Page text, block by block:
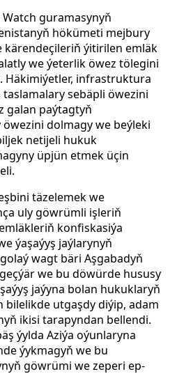
guramasynyň
hökümeti mejbury
kärendeçileriň ýitirilen emläk
we ýeterlik öwez tölegini
Häkimiýetler, infrastruktura
sebäpli öwezini
galan paýtagtyň
dolmagy we beýleki
netijeli hukuk
üpjün etmek üçin
täzelemek we
uly göwrümli işleriň
konfiskasiýa
ýaşaýyş jaýlarynyň
wagt bäri Aşgabadyň
we bu döwürde hususy
jaýyna bolan hukuklaryň
bilelikde utgaşdy diýip, adam
ikisi tarapyndan bellendi.
ýylda Aziýa oýunlaryna
ýykmagyň we bu
göwrümi we zeperi ep-